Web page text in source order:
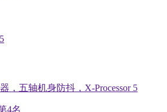
，五轴机身防抖，X-Processor 5
4名